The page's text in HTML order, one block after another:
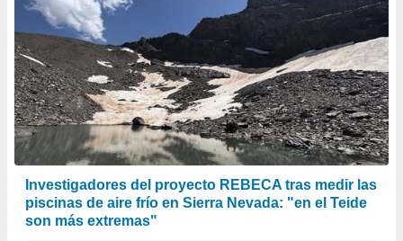
Investigadores del proyecto REBECA tras medir las
piscinas de aire frío en Sierra Nevada: "en el Teide
son más extremas"